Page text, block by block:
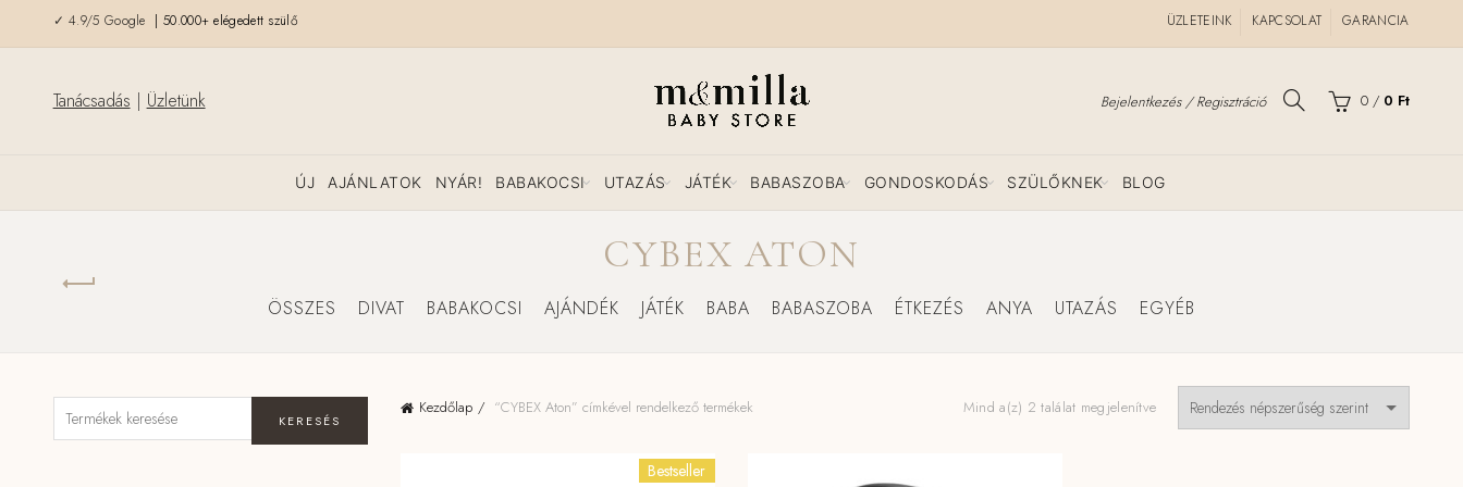
✓ 4.9/5 Google | 50.000+ elégedett szülő ÜZLETEINK KAPCSOLAT GARANCIA
Tanácsadás | Üzletünk Bejelentkezés / Regisztráció 0 / 0 Ft
ÚJ AJÁNLATOK NYÁR! BABAKOCSI UTAZÁS JÁTÉK BABASZOBA GONDOSKODÁS SZÜLŐKNEK BLOG
CYBEX ATON
ÖSSZES DIVAT BABAKOCSI AJÁNDÉK JÁTÉK BABA BABASZOBA ÉTKEZÉS ANYA UTAZÁS EGYÉB
Kezdőlap “CYBEX Aton” címkével rendelkező termékek Mind a(z) 2 találat megjelenítveSorted
Bestseller
KERESÉS